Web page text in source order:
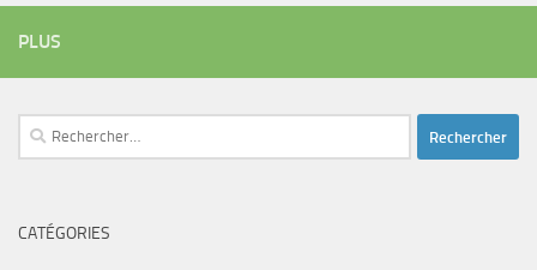
PLUS
Rechercher :
CATÉGORIES